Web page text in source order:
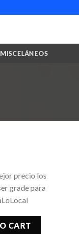
MISCELÁNEOS
precio los
grade para
CART